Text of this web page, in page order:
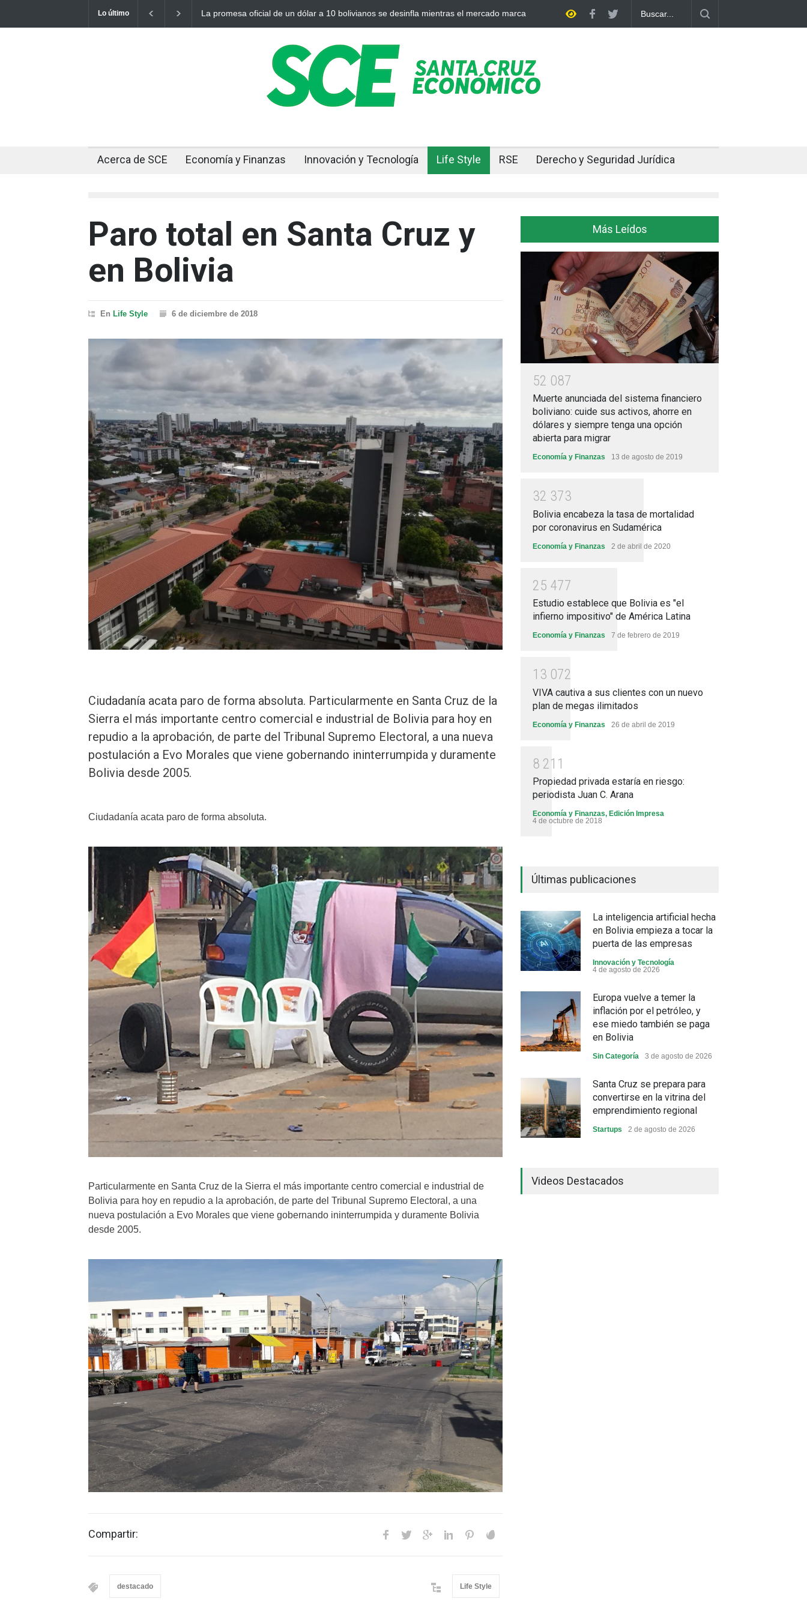
Lo último Cuando el oro y la plata se enfrían afuera, Bolivia siente el golpe en casa
Bolivia rompe dos décadas de distancia con el FMI y pone a prueba su propio
Acerca de SCE Economía y Finanzas Innovación y Tecnología Life Style RSE Derecho y Seguridad Jurídica
Paro total en Santa Cruz y
en Bolivia
En Life Style 6 de diciembre de 2018
Ciudadanía acata paro de forma absoluta. Particularmente en Santa Cruz de la
Sierra el más importante centro comercial e industrial de Bolivia para hoy en
repudio a la aprobación, de parte del Tribunal Supremo Electoral, a una nueva
postulación a Evo Morales que viene gobernando ininterrumpida y duramente
Bolivia desde 2005.
Ciudadanía acata paro de forma absoluta.
Particularmente en Santa Cruz de la Sierra el más importante centro comercial e industrial de
Bolivia para hoy en repudio a la aprobación, de parte del Tribunal Supremo Electoral, a una
nueva postulación a Evo Morales que viene gobernando ininterrumpida y duramente Bolivia
desde 2005.
Compartir:
destacado Life Style
Más Leídos
52 087
Muerte anunciada del sistema financiero
boliviano: cuide sus activos, ahorre en
dólares y siempre tenga una opción
abierta para migrar
Economía y Finanzas 13 de agosto de 2019
32 373
Bolivia encabeza la tasa de mortalidad
por coronavirus en Sudamérica
Economía y Finanzas 2 de abril de 2020
25 477
Estudio establece que Bolivia es "el
infierno impositivo" de América Latina
Economía y Finanzas 7 de febrero de 2019
1 3 072
VIVA cautiva a sus clientes con un nuevo
plan de megas ilimitados
Economía y Finanzas 26 de abril de 2019
8 21 1
Propiedad privada estaría en riesgo:
periodista Juan C. Arana
Economía y Finanzas, Edición Impresa
4 de octubre de 2018
Últimas publicaciones
La inteligencia artificial hecha
en Bolivia empieza a tocar la
puerta de las empresas
Innovación y Tecnología
4 de agosto de 2026
Europa vuelve a temer la
inflación por el petróleo, y
ese miedo también se paga
en Bolivia
Sin Categoría 3 de agosto de 2026
Santa Cruz se prepara para
convertirse en la vitrina del
emprendimiento regional
Startups 2 de agosto de 2026
industrial y el golpe puede
Videos Destacados